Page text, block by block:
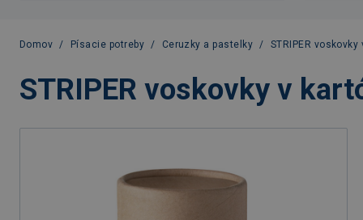
Domov / Písacie potreby / Ceruzky a pastelky / STRIPER
STRIPER voskovky v